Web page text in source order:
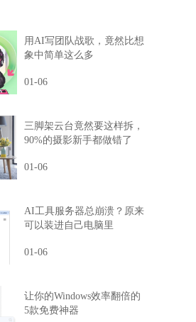
用AI写团队战歌，竟然比想
象中简单这么多
01-06
三脚架云台竟然要这样拆，
90%的摄影新手都做错了
01-06
AI工具服务器总崩溃？原来
可以装进自己电脑里
01-06
让你的Windows效率翻倍的
5款免费神器